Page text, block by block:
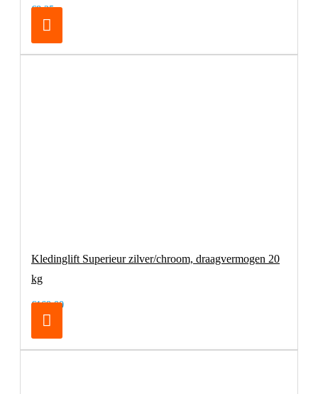
€8,25
Kledinglift Superieur zilver/chroom, draagvermogen 20
kg
€169,00